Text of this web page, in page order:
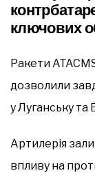
ключових
Ракети
дозволили
у Луганську та
Артилерія
впливу на